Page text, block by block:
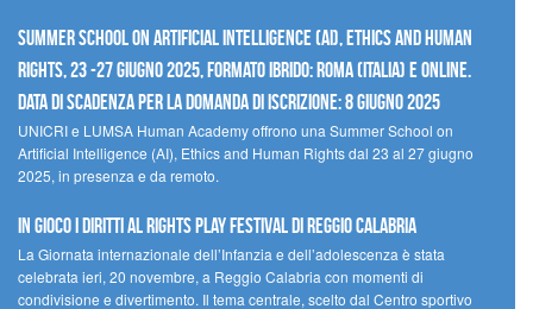
Summer School on Artificial Intelligence (AI), Ethics and Human
Rights, 23 -27 giugno 2025, Formato Ibrido: Roma (Italia) e online.
Data di scadenza per la domanda di iscrizione: 8 giugno 2025
UNICRI e LUMSA Human Academy offrono una Summer School on
Artificial Intelligence (AI), Ethics and Human Rights dal 23 al 27 giugno
2025, in presenza e da remoto.
In gioco i diritti al Rights Play Festival di Reggio Calabria
La Giornata internazionale dell’Infanzia e dell’adolescenza è stata
celebrata ieri, 20 novembre, a Reggio Calabria con momenti di
condivisione e divertimento. Il tema centrale, scelto dal Centro sportivo